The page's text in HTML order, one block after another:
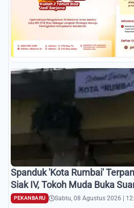
Spanduk 'Kota Rumbai'
Siak IV, Tokoh Muda Buka
PEKANBARU Sabtu, 08 Agustus 2026 |